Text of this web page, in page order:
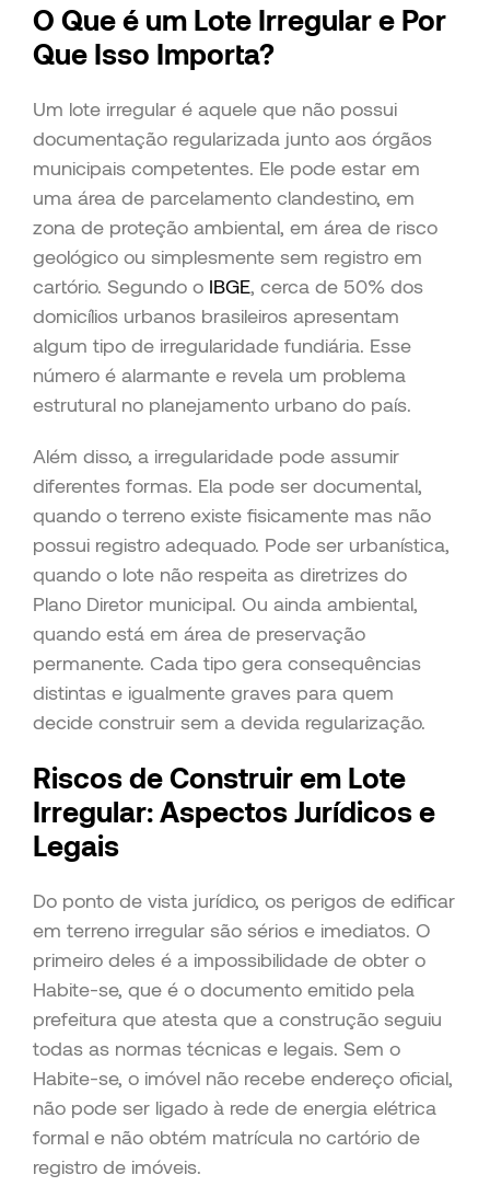
O Que é um Lote Irregular e Por
Que Isso Importa?
Um lote irregular é aquele que não possui
documentação regularizada junto aos órgãos
municipais competentes. Ele pode estar em
uma área de parcelamento clandestino, em
zona de proteção ambiental, em área de risco
geológico ou simplesmente sem registro em
cartório. Segundo o IBGE, cerca de 50% dos
domicílios urbanos brasileiros apresentam
algum tipo de irregularidade fundiária. Esse
número é alarmante e revela um problema
estrutural no planejamento urbano do país.
Além disso, a irregularidade pode assumir
diferentes formas. Ela pode ser documental,
quando o terreno existe fisicamente mas não
possui registro adequado. Pode ser urbanística,
quando o lote não respeita as diretrizes do
Plano Diretor municipal. Ou ainda ambiental,
quando está em área de preservação
permanente. Cada tipo gera consequências
distintas e igualmente graves para quem
decide construir sem a devida regularização.
Riscos de Construir em Lote
Irregular: Aspectos Jurídicos e
Legais
Do ponto de vista jurídico, os perigos de edificar
em terreno irregular são sérios e imediatos. O
primeiro deles é a impossibilidade de obter o
Habite-se, que é o documento emitido pela
prefeitura que atesta que a construção seguiu
todas as normas técnicas e legais. Sem o
Habite-se, o imóvel não recebe endereço oficial,
não pode ser ligado à rede de energia elétrica
formal e não obtém matrícula no cartório de
registro de imóveis.